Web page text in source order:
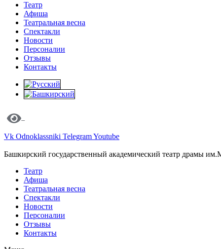
Театр
Афиша
Театральная весна
Спектакли
Новости
Персоналии
Отзывы
Контакты
Vk Odnoklassniki TelegramYoutube
Башкирский государственный академический театр драмы
Театр
Афиша
Театральная весна
Спектакли
Новости
Персоналии
Отзывы
Контакты